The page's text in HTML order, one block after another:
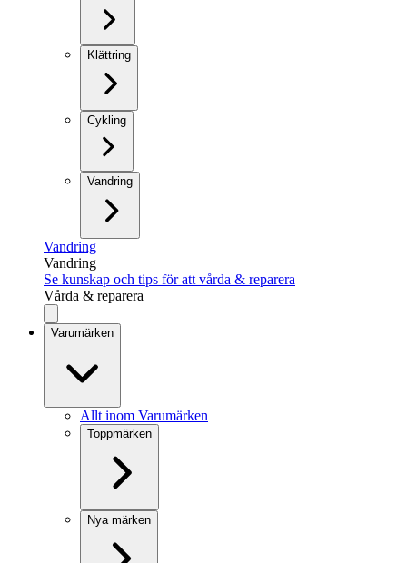
Klättring
Cykling
Vandring
Vandring
Vandring
Se kunskap och tips för att vårda & reparera
Vårda & reparera
Varumärken
Allt inom Varumärken
Toppmärken
Nya märken